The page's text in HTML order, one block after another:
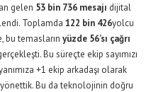
gelen 53 bin 736 mesajı dijital
Toplamda 122 bin 426yolcu
bu temasların yüzde 56’sı çağrı
Bu süreçte ekip sayımızı
+1 ekip arkadaşı olarak
yönettik. Bu da teknolojinin doğru